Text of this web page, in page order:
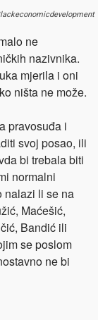
ne
nazivnika.
mjerila i oni
ništa ne može.
pravosuđa i
svoj posao, ili
bi trebala biti
normalni
nalazi li se na
Maćešić,
Bandić ili
se poslom
ne bi